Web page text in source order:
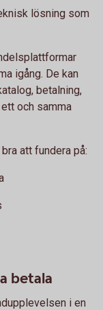
lösning som
igång. De kan
betalning,
och samma
att fundera på:
betala
i en